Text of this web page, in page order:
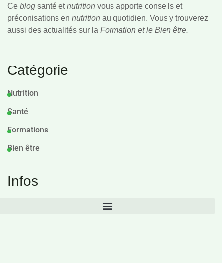
Ce blog santé etnutrition vous apporte conseils et
préconisations en nutrition au quotidien. Vous y trouverez
aussi des actualités sur la Formation et le Bien être.
Catégorie
Nutrition
Santé
Formations
Bien être
Infos